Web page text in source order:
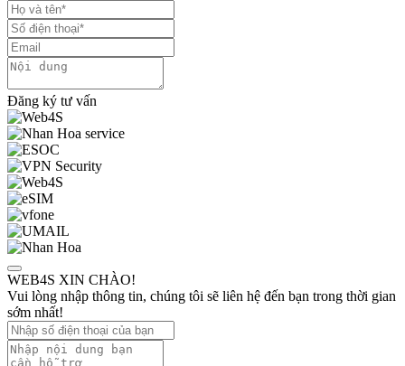
Đăng ký tư vấn
WEB4S XIN CHÀO!
Vui lòng nhập thông tin, chúng tôi sẽ liên hệ đến bạn trong thời gian
sớm nhất!